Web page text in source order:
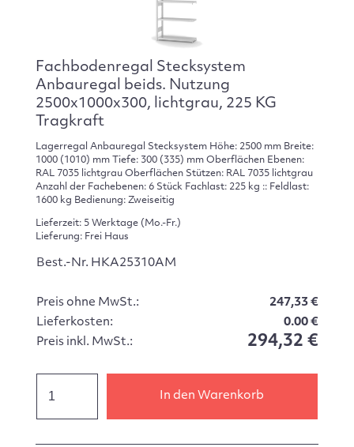
Fachbodenregal Stecksystem
Anbauregal beids. Nutzung
2500x1000x300, lichtgrau, 225 KG
Tragkraft
Lagerregal Anbauregal Stecksystem Höhe: 2500 mm Breite:
1000 (1010) mm Tiefe: 300 (335) mm Oberflächen Ebenen:
RAL 7035 lichtgrau Oberflächen Stützen: RAL 7035 lichtgrau
Anzahl der Fachebenen: 6 Stück Fachlast: 225 kg :: Feldlast:
1600 kg Bedienung: Zweiseitig
Lieferzeit: 5 Werktage (Mo.-Fr.)
Lieferung: Frei Haus
Best.-Nr. HKA25310AM
Preis ohne MwSt.:
247,33 €
Lieferkosten:
0.00 €
Preis inkl. MwSt.:
294,32 €
In den Warenkorb